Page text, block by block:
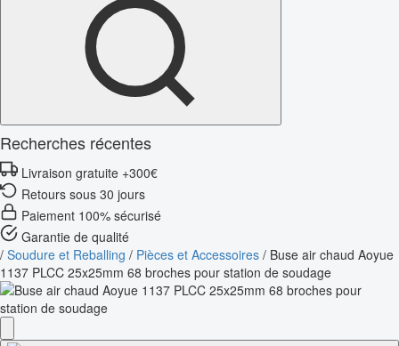
Recherches récentes
Livraison gratuite +300€
Retours sous 30 jours
Paiement 100% sécurisé
Garantie de qualité
/ Soudure et Reballing / Pièces et Accessoires / Buse air chaud Aoyue
1137 PLCC 25x25mm 68 broches pour station de soudage